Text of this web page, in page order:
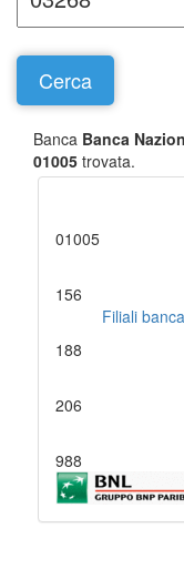
Banca Banca
01005 trovata.
01005
156
Filiali
188
206
988